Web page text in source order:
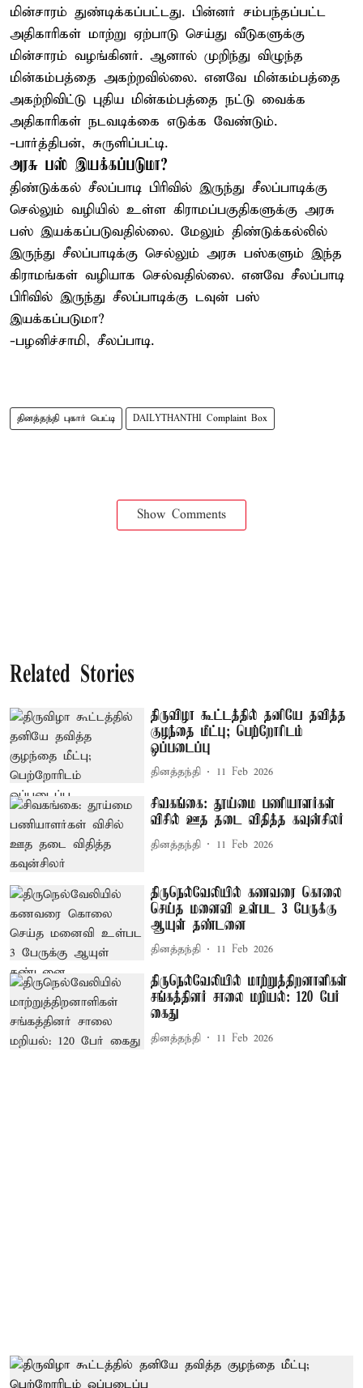
மின்சாரம் துண்டிக்கப்பட்டது. பின்னர் சம்பந்தப்பட்ட
அதிகாரிகள் மாற்று ஏற்பாடு செய்து வீடுகளுக்கு
மின்சாரம் வழங்கினர். ஆனால் முறிந்து விழுந்த
மின்கம்பத்தை அகற்றவில்லை. எனவே மின்கம்பத்தை
அகற்றிவிட்டு புதிய மின்கம்பத்தை நட்டு வைக்க
அதிகாரிகள் நடவடிக்கை எடுக்க வேண்டும்.
-பார்த்திபன், சுருளிப்பட்டி.
அரசு பஸ் இயக்கப்படுமா?
திண்டுக்கல் சீலப்பாடி பிரிவில் இருந்து சீலப்பாடிக்கு
செல்லும் வழியில் உள்ள கிராமப்பகுதிகளுக்கு அரசு
பஸ் இயக்கப்படுவதில்லை. மேலும் திண்டுக்கல்லில்
இருந்து சீலப்பாடிக்கு செல்லும் அரசு பஸ்களும் இந்த
கிராமங்கள் வழியாக செல்வதில்லை. எனவே சீலப்பாடி
பிரிவில் இருந்து சீலப்பாடிக்கு டவுன் பஸ்
இயக்கப்படுமா?
-பழனிச்சாமி, சீலப்பாடி.
தினத்தந்தி புகார் பெட்டி DAILYTHANTHI Complaint Box
Show Comments
Related Stories
திருவிழா கூட்டத்தில் தனியே தவித்த
குழந்தை மீட்பு; பெற்றோரிடம்
ஒப்படைப்பு
தினத்தந்தி 11 Feb 2026
சிவகங்கை: தூய்மை பணியாளர்கள்
விசில் ஊத தடை விதித்த கவுன்சிலர்
தினத்தந்தி 11 Feb 2026
திருநெல்வேலியில் கணவரை கொலை
செய்த மனைவி உள்பட 3 பேருக்கு
ஆயுள் தண்டனை
தினத்தந்தி 11 Feb 2026
திருநெல்வேலியில் மாற்றுத்திறனாளிகள்
சங்கத்தினர் சாலை மறியல்: 120 பேர்
கைது
தினத்தந்தி 11 Feb 2026